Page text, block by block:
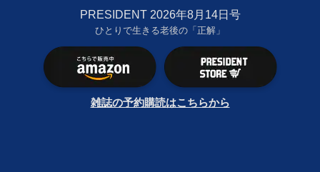
PRESIDENT 2026年8月14日号
ひとりで生きる老後の「正解」
雑誌の予約購読はこちらから